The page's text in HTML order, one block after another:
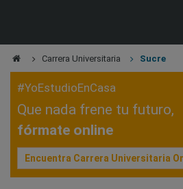
Carrera Universitaria Sucre
#YoEstudioEnCasa
Que nada frene tu futuro,
fórmate online
Encuentra Carrera Universitaria